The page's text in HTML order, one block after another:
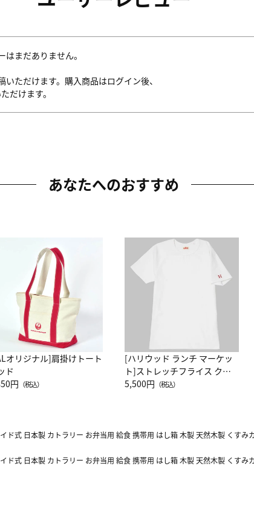
まだありません。
ただけます。購入商品はログイン後、
だけます。
あなたへのおすすめ
オリジナル]肩掛けトート
ド
円 （税込）
[ハリウッド ランチ マーケッ
ト]ストレッチフライス クル
ーネック別注半袖Ｔシャツ
5,500円 （税込）
式 日本製 カトラリー お弁当用 給食 携帯用 はし箱 木製 天然木製 くすみ
式 日本製 カトラリー お弁当用 給食 携帯用 はし箱 木製 天然木製 くすみ